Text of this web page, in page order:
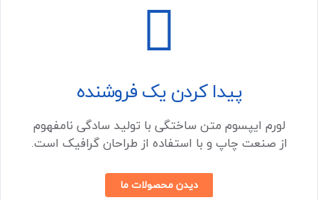
پیدا کردن یک فروشنده
لورم ایپسوم متن ساختگی با تولید سادگی نامفهوم
از صنعت چاپ و با استفاده از طراحان گرافیک است.
دیدن محصولات ما